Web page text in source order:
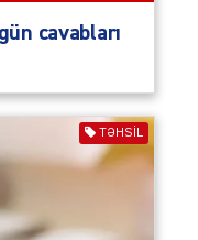
cavabları
TƏHSIL